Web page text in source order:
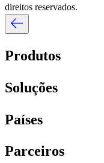
direitos reservados.​​
Produtos​​
Soluções​​
Países​​
Parceiros​​